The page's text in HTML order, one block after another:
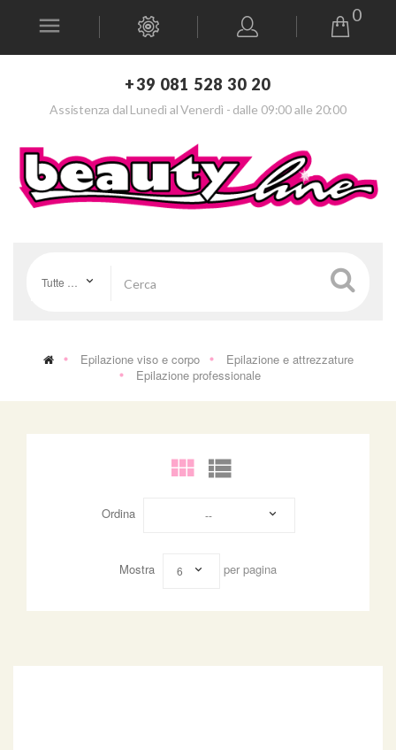
+39 081 528 30 20
Assistenza dal Lunedì al Venerdì - dalle 09:00 alle 20:00
0
Epilazione viso e corpo
Epilazione e attrezzature
Epilazione professionale
Ordina --
Mostra 6 per pagina